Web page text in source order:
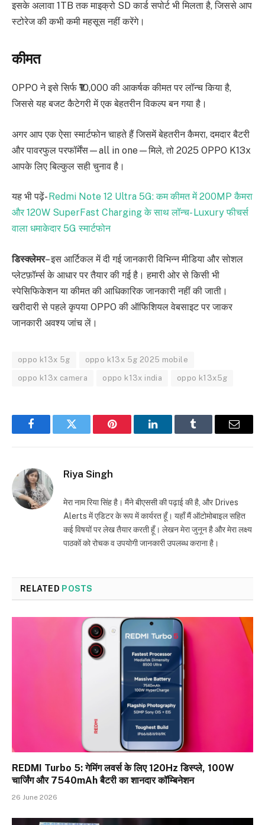
इसके अलावा 1TB तक माइक्रो SD कार्ड सपोर्ट भी मिलता है, जिससे आप
स्टोरेज की कभी कमी महसूस नहीं करेंगे।
कीमत
OPPO ने इसे सिर्फ ₹10,000 की आकर्षक कीमत पर लॉन्च किया है,
जिससे यह बजट कैटेगरी में एक बेहतरीन विकल्प बन गया है।
अगर आप एक ऐसा स्मार्टफोन चाहते हैं जिसमें बेहतरीन कैमरा, दमदार बैटरी
और पावरफुल परफॉर्मेंस—all in one—मिले, तो 2025 OPPO K13x
आपके लिए बिल्कुल सही चुनाव है।
यह भी पढ़ें-Redmi Note 12 Ultra 5G: कम कीमत में 200MP कैमरा
और 120W SuperFast Charging के साथ लॉन्च- Luxury फीचर्स
वाला धमाकेदार 5G स्मार्टफोन
डिस्क्लेमर– इस आर्टिकल में दी गई जानकारी विभिन्न मीडिया और सोशल
प्लेटफ़ॉर्म्स के आधार पर तैयार की गई है। हमारी ओर से किसी भी
स्पेसिफिकेशन या कीमत की आधिकारिक जानकारी नहीं की जाती।
खरीदारी से पहले कृपया OPPO की ऑफिशियल वेबसाइट पर जाकर
जानकारी अवश्य जांच लें।
oppo k13x 5g oppo k13x 5g 2025 mobile
oppo k13x camera oppo k13x india oppo k13x5g
FacebookTwitter Pinterest LinkedInTumblr Email
Riya Singh
मेरा नाम रिया सिंह है। मैंने बीएससी की पढ़ाई की है, और Drives
Alerts में एडिटर के रूप में कार्यरत हूँ। यहाँ मैं ऑटोमोबाइल सहित
कई विषयों पर लेख तैयार करती हूँ। लेखन मेरा जुनून है और मेरा लक्ष्य
पाठकों को रोचक व उपयोगी जानकारी उपलब्ध कराना है।
RELATED POSTS
REDMI Turbo 5: गेमिंग लवर्स के लिए 120Hz डिस्प्ले, 100W
चार्जिंग और 7540mAh बैटरी का शानदार कॉम्बिनेशन
26 June 2026